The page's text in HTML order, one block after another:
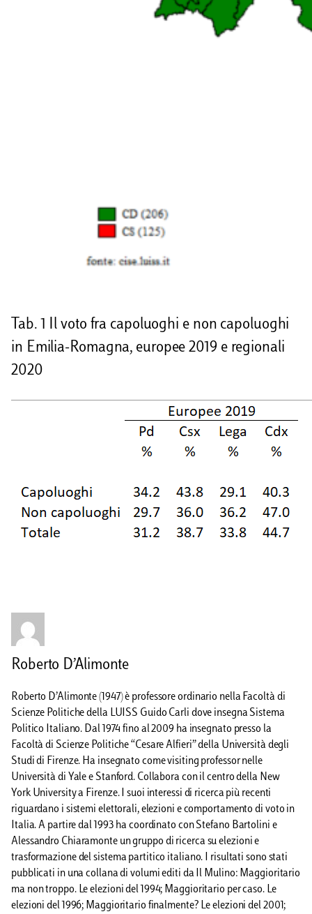
Tab. 1 Il voto fra capoluoghi e non capoluoghi
in Emilia-Romagna, europee 2019 e regionali
2020
Roberto D’Alimonte
Roberto D’Alimonte (1947) è professore ordinario nella Facoltà di
Scienze Politiche della LUISS Guido Carli dove insegna Sistema
Politico Italiano. Dal 1974 fino al 2009 ha insegnato presso la
Facoltà di Scienze Politiche “Cesare Alfieri” della Università degli
Studi di Firenze. Ha insegnato come visiting professor nelle
Università di Yale e Stanford. Collabora con il centro della New
York University a Firenze. I suoi interessi di ricerca più recenti
riguardano i sistemi elettorali, elezioni e comportamento di voto in
Italia. A partire dal 1993 ha coordinato con Stefano Bartolini e
Alessandro Chiaramonte un gruppo di ricerca su elezioni e
trasformazione del sistema partitico italiano. I risultati sono stati
pubblicati in una collana di volumi editi da Il Mulino: Maggioritario
ma non troppo. Le elezioni del 1994; Maggioritario per caso. Le
elezioni del 1996; Maggioritario finalmente? Le elezioni del 2001;